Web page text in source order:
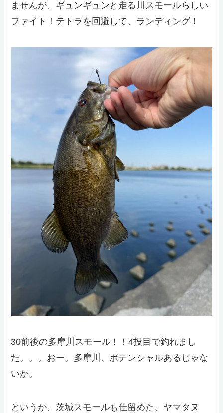
ませんが、ギュンギュンと走る川スモールらしい
ファイト！テトラを回避して、ランディング！
30前後の多摩川スモール！！4投目で釣れまし
た。。。おー。多摩川、ポテンシャルあるじゃな
いか。
というか、茨城スモールも仕留めた、ヤマタヌ